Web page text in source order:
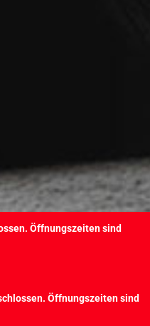
Öffnungszeiten sind
Öffnungszeiten sind